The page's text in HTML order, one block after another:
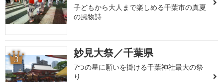
子どもから大人まで楽しめる千葉市の真夏
の風物詩
3 妙見大祭／千葉県
7つの星に願いを掛ける千葉神社最大の祭
り